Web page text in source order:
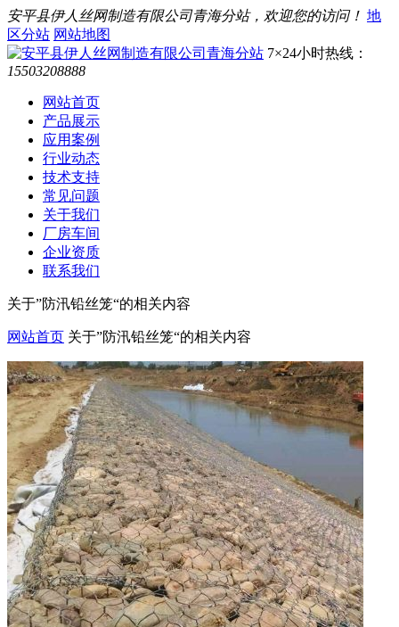
安平县伊人丝网制造有限公司青海分站，欢迎您的访问！ 地
区分站 网站地图
7×24小时热线：
15503208888
网站首页
产品展示
应用案例
行业动态
技术支持
常见问题
关于我们
厂房车间
企业资质
联系我们
关于”防汛铅丝笼“的相关内容
网站首页 关于”防汛铅丝笼“的相关内容